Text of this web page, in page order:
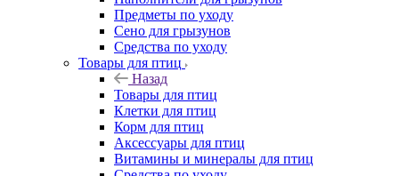
Предметы по уходу
Сено для грызунов
Средства по уходу
Товары для птиц
Назад
Товары для птиц
Клетки для птиц
Корм для птиц
Аксессуары для птиц
Витамины и минералы для птиц